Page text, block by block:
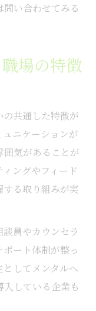
選ぶコツ
い合わせてみる
場の特徴
共通した特徴が
ニケーションが
気があることが
ングやフィード
る取り組みが実
員やカウンセラ
ート体制が整っ
してメンタルヘ
している企業も